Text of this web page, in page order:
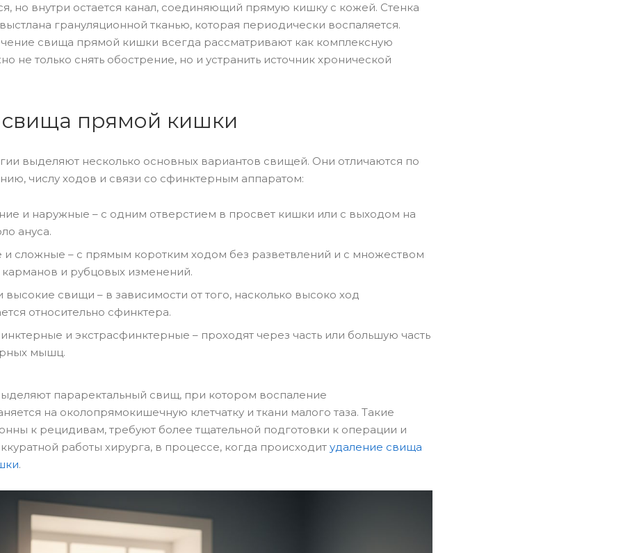
но внутри остается канал, соединяющий прямую кишку с кожей. Стенка
грануляционной тканью, которая периодически воспаляется.
свища прямой кишки всегда рассматривают как комплексную
не только снять обострение, но и устранить источник хронической
прямой кишки
выделяют несколько основных вариантов свищей. Они отличаются по
числу ходов и связи со сфинктерным аппаратом:
и наружные – с одним отверстием в просвет кишки или с выходом на
ануса.
сложные – с прямым коротким ходом без разветвлений и с множеством
карманов и рубцовых изменений.
высокие свищи – в зависимости от того, насколько высоко ход
относительно сфинктера.
и экстрасфинктерные – проходят через часть или большую часть
мышц.
параректальный свищ, при котором воспаление
на околопрямокишечную клетчатку и ткани малого таза. Такие
к рецидивам, требуют более тщательной подготовки к операции и
работы хирурга, в процессе, когда происходит удаление свища
.